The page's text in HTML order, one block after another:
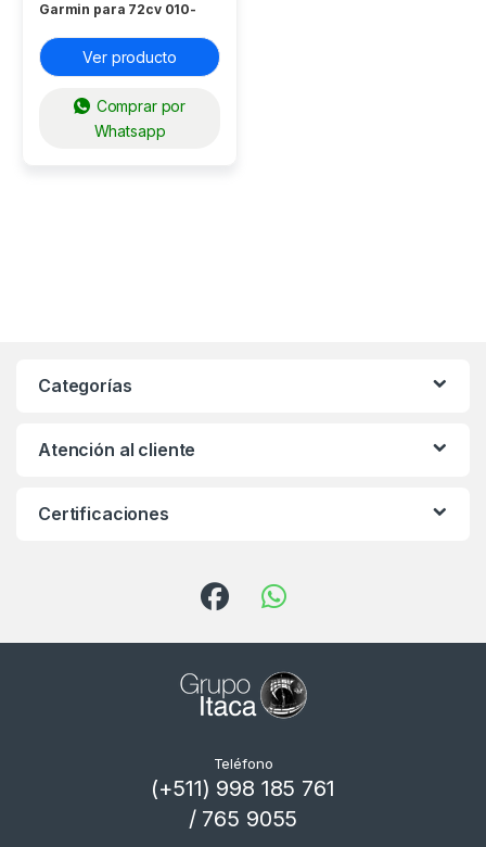
Garmin para 72cv 010-
Ver producto
Comprar por
Whatsapp
Categorías
Atención al cliente
Certificaciones
Teléfono
(+511) 998 185 761
/ 765 9055